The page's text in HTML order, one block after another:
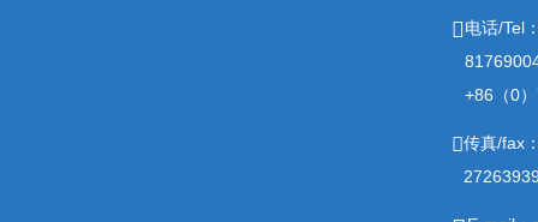
电话/Tel
+86（0
传真/fax